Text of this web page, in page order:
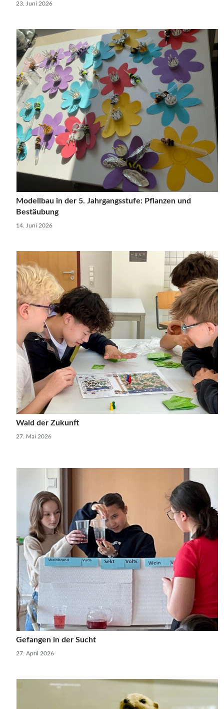
23. Juni 2026
Modellbau in der 5. Jahrgangsstufe: Pflanzen und
Bestäubung
14. Juni 2026
Wald der Zukunft
27. Mai 2026
Gefangen in der Sucht
27. April 2026